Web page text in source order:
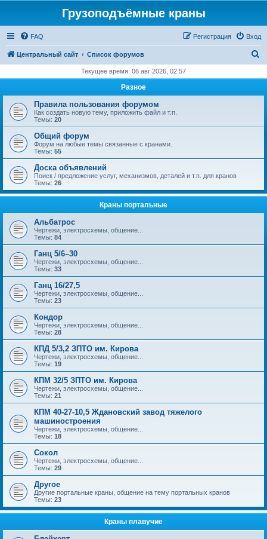
Грузоподъёмные краны
FAQ Вход
Регистрация
Центральный сайт Список форумов
с
Текущее время: 06 авг 2026, 02:57
Разное
Правила пользования форумом
Как создать новую тему, приложить файл и т.п.
Темы: 20
Общий форум
Форум на любые темы связанные с кранами.
Темы: 55
Доска объявлений
Поиск / предложение услуг, механизмов, деталей и т.п. для кранов
Темы: 26
Краны портальные
Альбатрос
Чертежи, электросхемы, общение...
Темы: 84
Ганц 5/6–30
Чертежи, электросхемы, общение...
Темы: 33
Ганц 16/27,5
Чертежи, электросхемы, общение...
Темы: 23
Кондор
Чертежи, электросхемы, общение...
Темы: 28
КПД 5/3,2 ЗПТО им. Кирова
Чертежи, электросхемы, общение...
Темы: 19
КПМ 32/5 ЗПТО им. Кирова
Чертежи, электросхемы, общение...
Темы: 21
КПМ 40-27-10,5 Ждановский завод тяжелого
машиностроения
Чертежи, электросхемы, общение...
Темы: 18
Сокол
Чертежи, электросхемы, общение...
Темы: 29
Другое
Другие портальные краны, общение на тему портальных кранов
Темы: 23
Краны плавучие